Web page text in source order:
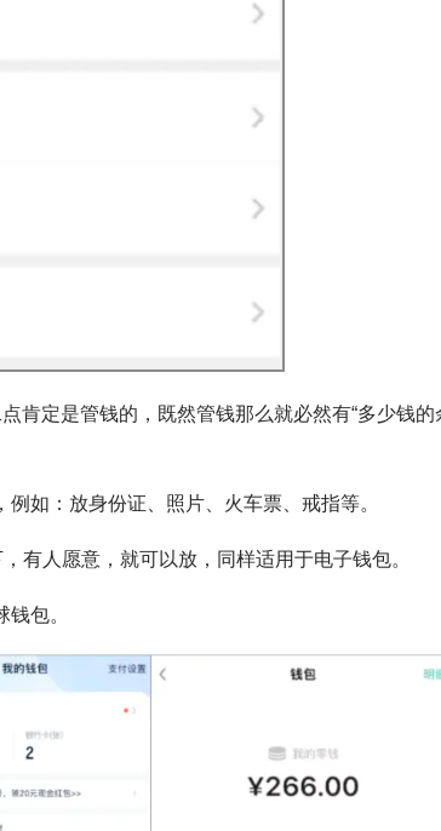
肯定是管钱的，既然管钱那么就必然有“多少钱的
如：放身份证、照片、火车票、戒指等。
有人愿意，就可以放，同样适用于电子钱包。
包。